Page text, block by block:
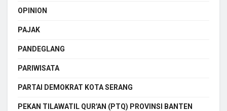
OPINION
PAJAK
PANDEGLANG
PARIWISATA
PARTAI DEMOKRAT KOTA SERANG
PEKAN TILAWATIL QUR'AN (PTQ) PROVINSI BANTEN